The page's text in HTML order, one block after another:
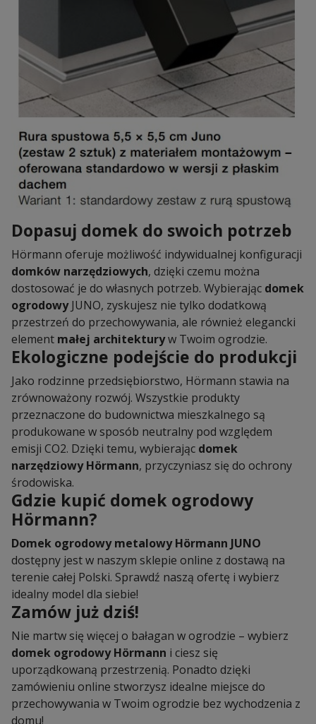
Dopasuj domek do swoich potrzeb
Hörmann oferuje możliwość indywidualnej konfiguracji
domków narzędziowych, dzięki czemu można
dostosować je do własnych potrzeb. Wybierając domek
ogrodowyJUNO, zyskujesz nie tylko dodatkową
przestrzeń do przechowywania, ale również elegancki
element małej architekturyw Twoim ogrodzie.
Ekologiczne podejście do produkcji
Jako rodzinne przedsiębiorstwo, Hörmann stawia na
zrównoważony rozwój. Wszystkie produkty
przeznaczone do budownictwa mieszkalnego są
produkowane w sposób neutralny pod względem
emisji CO2. Dzięki temu, wybierając domek
narzędziowy Hörmann, przyczyniasz się do ochrony
środowiska.
Gdzie kupić domek ogrodowy
Hörmann?
Domek ogrodowy metalowy Hörmann JUNO
dostępny jest w naszym sklepie online z dostawą na
terenie całej Polski. Sprawdź naszą ofertę i wybierz
idealny model dla siebie!
Zamów już dziś!
Nie martw się więcej o bałagan w ogrodzie – wybierz
domek ogrodowy Hörmann i ciesz się
uporządkowaną przestrzenią. Ponadto dzięki
zamówieniu online stworzysz idealne miejsce do
przechowywania w Twoim ogrodzie bez wychodzenia z
domu!